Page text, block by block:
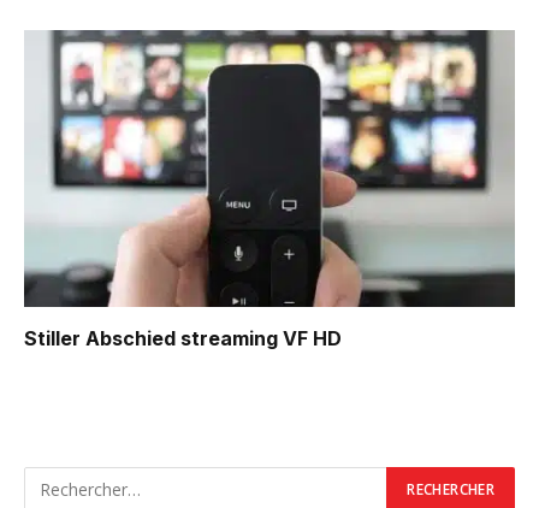
Stiller Abschied streaming VF HD